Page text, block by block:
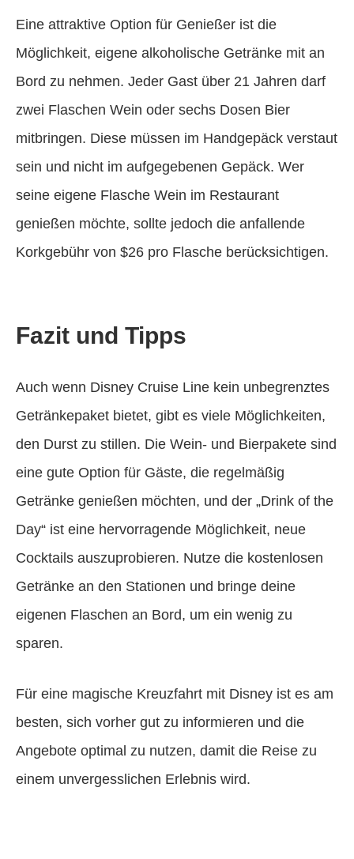
Eine attraktive Option für Genießer ist die
Möglichkeit, eigene alkoholische Getränke mit an
Bord zu nehmen. Jeder Gast über 21 Jahren darf
zwei Flaschen Wein oder sechs Dosen Bier
mitbringen. Diese müssen im Handgepäck verstaut
sein und nicht im aufgegebenen Gepäck. Wer
seine eigene Flasche Wein im Restaurant
genießen möchte, sollte jedoch die anfallende
Korkgebühr von $26 pro Flasche berücksichtigen.
Fazit und Tipps
Auch wenn Disney Cruise Line kein unbegrenztes
Getränkepaket bietet, gibt es viele Möglichkeiten,
den Durst zu stillen. Die Wein- und Bierpakete sind
eine gute Option für Gäste, die regelmäßig
Getränke genießen möchten, und der „Drink of the
Day“ ist eine hervorragende Möglichkeit, neue
Cocktails auszuprobieren. Nutze die kostenlosen
Getränke an den Stationen und bringe deine
eigenen Flaschen an Bord, um ein wenig zu
sparen.
Für eine magische Kreuzfahrt mit Disney ist es am
besten, sich vorher gut zu informieren und die
Angebote optimal zu nutzen, damit die Reise zu
einem unvergesslichen Erlebnis wird.